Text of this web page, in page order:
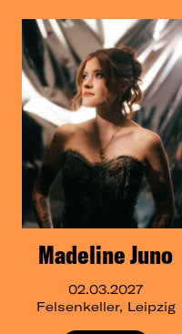
Madeline Juno
02.03.2027
Felsenkeller, Leipzig